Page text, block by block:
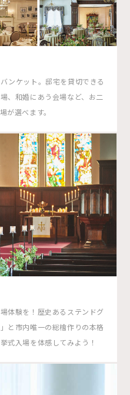
ンケット。邸宅を貸切できる
、和婚にあう会場など、お二
が選べます。
体験を！歴史あるステンドグ
と市内唯一の総檜作りの本格
式入場を体感してみよう！